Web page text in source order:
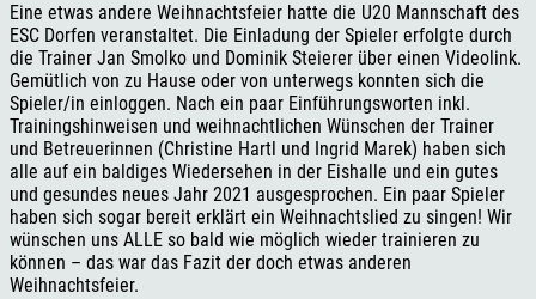
Eine etwas andere Weihnachtsfeier hatte die U20 Mannschaft des
ESC Dorfen veranstaltet. Die Einladung der Spieler erfolgte durch
die Trainer Jan Smolko und Dominik Steierer über einen Videolink.
Gemütlich von zu Hause oder von unterwegs konnten sich die
Spieler/in einloggen. Nach ein paar Einführungsworten inkl.
Trainingshinweisen und weihnachtlichen Wünschen der Trainer
und Betreuerinnen (Christine Hartl und Ingrid Marek) haben sich
alle auf ein baldiges Wiedersehen in der Eishalle und ein gutes
und gesundes neues Jahr 2021 ausgesprochen. Ein paar Spieler
haben sich sogar bereit erklärt ein Weihnachtslied zu singen! Wir
wünschen uns ALLE so bald wie möglich wieder trainieren zu
können – das war das Fazit der doch etwas anderen
Weihnachtsfeier.